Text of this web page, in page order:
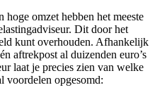
hoge omzet hebben het meeste
Dit door het
kunt overhouden. Afhankelijk
aftrekpost al duizenden euro’s
laat je precies zien van welke
voordelen opgesomd: